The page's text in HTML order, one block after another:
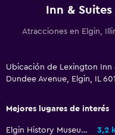
Inn &
Atracciones en Elgin,
Ubicación de Lexington Inn
Dundee Avenue, Elgin, IL
Mejores lugares de interés
Elgin History Museum 3,2